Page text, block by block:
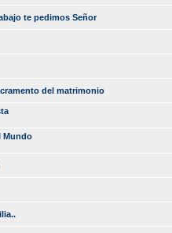
te pedimos Señor
del matrimonio
Mundo